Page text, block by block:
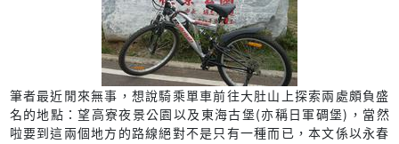
筆者最近閒來無事，想說騎乘單車前往大肚山上探索兩處頗負盛
名的地點：望高寮夜景公園以及東海古堡(亦稱日軍碉堡)，當然
啦要到這兩個地方的路線絕對不是只有一種而已，本文係以永春